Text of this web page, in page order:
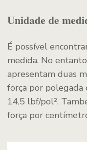
Unidade de
É possível
medida. No
apresentam duas
força por
14,5 lbf/pol².
força por